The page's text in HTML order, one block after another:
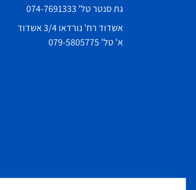
גת סנטר טל' 074-7691333
אשדוד רח' נורדאו 3/4 אשדוד
א' טל' 079-5805775